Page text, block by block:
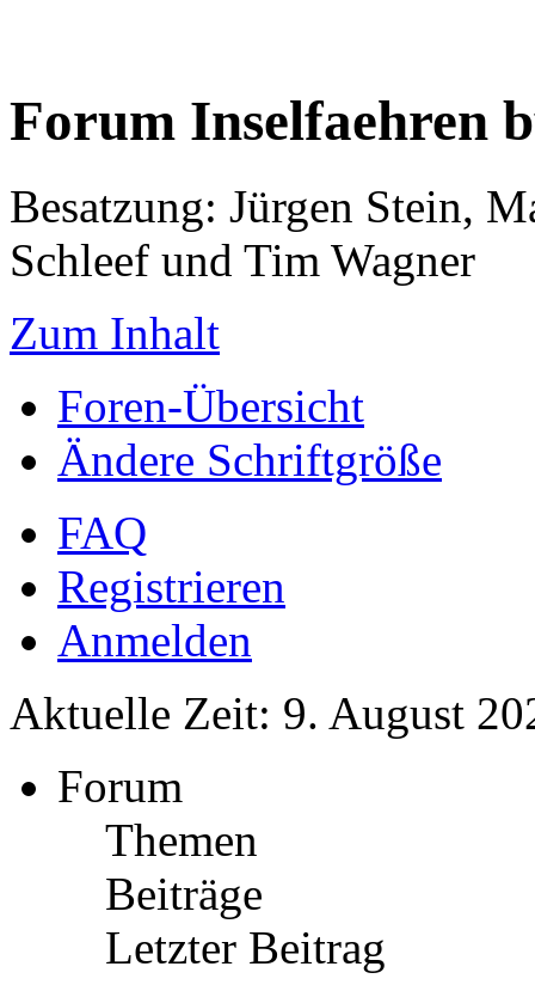
Forum Inselfaehren
Besatzung: Jürgen Stein,
Schleef und Tim Wagner
Zum Inhalt
Foren-Übersicht
Ändere Schriftgröße
FAQ
Registrieren
Anmelden
Aktuelle Zeit: 9. August
Forum
Themen
Beiträge
Letzter Beitrag